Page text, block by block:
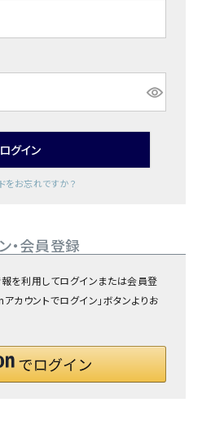
ログイン
をお忘れですか？
・会員登録
利用してログインまたは会員登
カウントでログイン」ボタンよりお